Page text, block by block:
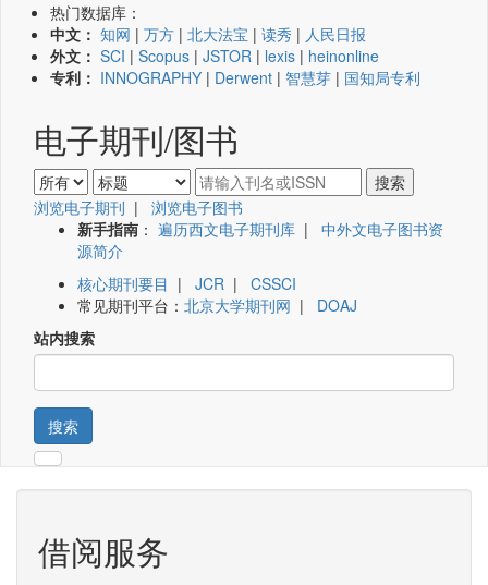
热门数据库：
中文： 知网 | 万方 | 北大法宝 | 读秀 | 人民日报
外文： SCI | Scopus | JSTOR | lexis | heinonline
专利： INNOGRAPHY | Derwent | 智慧芽 | 国知局专利
电子期刊/图书
浏览电子期刊 | 浏览电子图书
新手指南 ： 遍历西文电子期刊库 | 中外文电子图书资
源简介
核心期刊要目 | JCR | CSSCI
常见期刊平台： 北京大学期刊网 | DOAJ
站内搜索
搜索
借阅服务